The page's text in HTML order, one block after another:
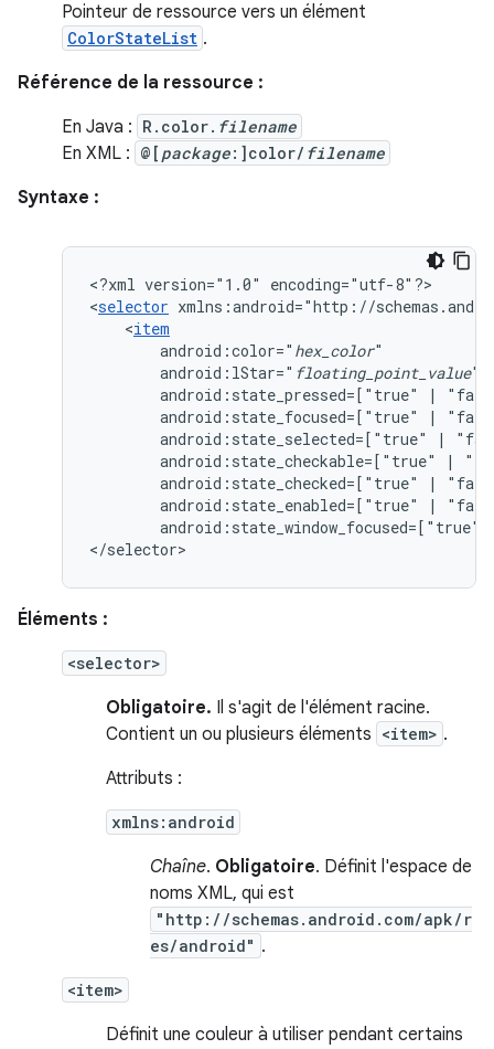
Pointeur de ressource vers un élément
ColorStateList .
Référence de la ressource :
En Java : R.color. filename
En XML : @[ package:]color/ filename
Syntaxe :
<?xml version="1.0"
encoding="utf-8"?>
<selector xmlns:android="http://
<item
android:color=" hex_color
android:lStar=" floating_point_value
android:state_pressed=["true"
|
android:state_focused=["true"
|
android:state_selected=["true"
|
android:state_checkable=["true"
|
android:state_checked=["true"
|
android:state_enabled=["true"
|
android:state_window_focused=["true"
</selector>
Éléments :
<selector>
Obligatoire. Il s'agit de l'élément racine.
Contient un ou plusieurs éléments <item> .
Attributs :
xmlns:android
Chaîne. Obligatoire. Définit l'espace de
noms XML, qui est
"http://schemas.android.com/apk/r
es/android" .
<item>
Définit une couleur à utiliser pendant certains